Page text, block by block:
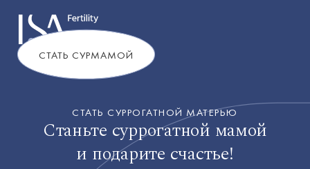
СТАТЬ СУРМАМОЙ
СТАТЬ СУРРОГАТНОЙ МАТЕРЬЮ
Станьте суррогатной мамой
и подарите счастье!